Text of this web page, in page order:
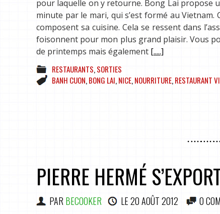
pour laquelle on y retourne. Bong Lai propose
minute par le mari, qui s’est formé au
composent sa cuisine. Cela se ressent dans
foisonnent pour mon plus grand plaisir. Vous
de printemps mais également [.....]
RESTAURANTS,SORTIES
BANH CUON,BONG LAI,NICE,NOURRITURE,RESTAURANT
PIERRE HERMÉ
PAR BECOOKER LE20 AOÛT 2012 0